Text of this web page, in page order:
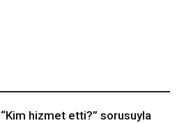
“Kim hizmet etti?” sorusuyla